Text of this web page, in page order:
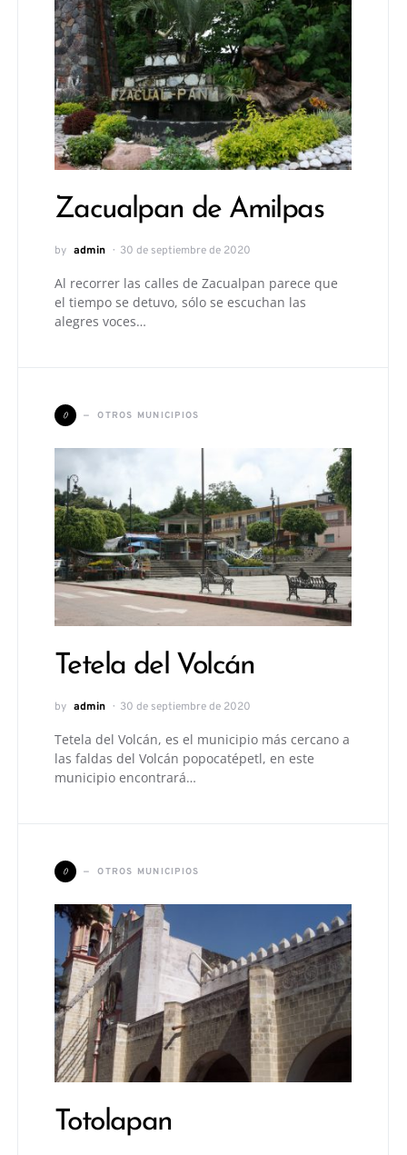
Zacualpan de Amilpas
by admin 30 de septiembre de 2020
Al recorrer las calles de Zacualpan parece que
el tiempo se detuvo, sólo se escuchan las
alegres voces…
O OTROS MUNICIPIOS
Tetela del Volcán
by admin 30 de septiembre de 2020
Tetela del Volcán, es el municipio más cercano a
las faldas del Volcán popocatépetl, en este
municipio encontrará…
O OTROS MUNICIPIOS
Totolapan